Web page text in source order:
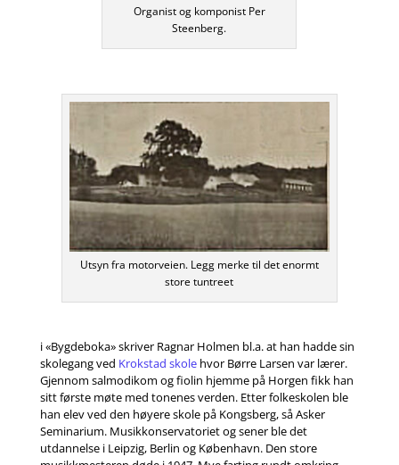
Organist og komponist Per
Steenberg.
Utsyn fra motorveien. Legg merke til det enormt
store tuntreet
i «Bygdeboka» skriver Ragnar Holmen bl.a. at han hadde sin
skolegang ved Krokstad skolehvor Børre Larsen var lærer.
Gjennom salmodikom og fiolin hjemme på Horgen fikk han
sitt første møte med tonenes verden. Etter folkeskolen ble
han elev ved den høyere skole på Kongsberg, så Asker
Seminarium. Musikkonservatoriet og sener ble det
utdannelse i Leipzig, Berlin og København. Den store